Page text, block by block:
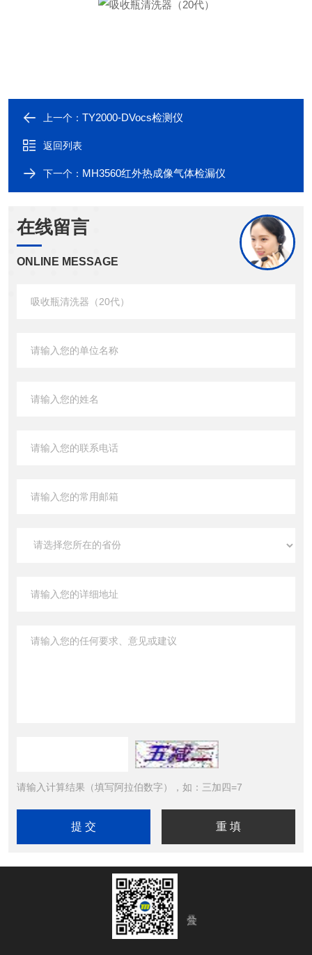
上一个： TY2000-DVocs检测仪
返回列表
下一个： MH3560红外热成像气体检漏仪
在线留言
ONLINE MESSAGE
请输入计算结果（填写阿拉伯数字），如：三加四=7